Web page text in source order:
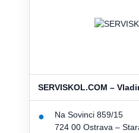
SERVISKOL.COM –
●
Na Sovinci 859/15
724 00 Ostrava –